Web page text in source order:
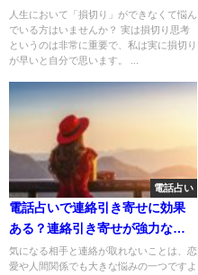
考え方
人生において「損切り」ができなくて悩ん
でいる方はいませんか？ 実は損切り思考
というのは非常に重要で、私は実に損切り
が早いと自分で思います。 ...
電話占い
電話占いで連絡引き寄せに効果
ある？連絡引き寄せが強力な占
い師を厳選
気になる相手と連絡が取れないことは、恋
愛や人間関係でも大きな悩みの一つですよ